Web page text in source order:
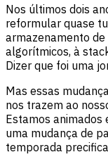
Nos últimos dois
reformular quase
armazenamento
algorítmicos, à
Dizer que foi uma
Mas essas
nos trazem ao
Estamos
uma mudança de
temporada